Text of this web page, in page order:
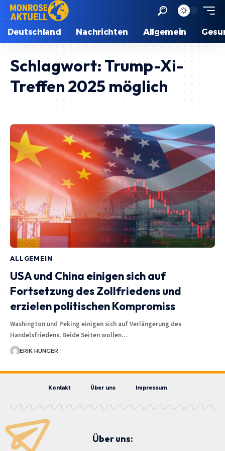
Deutschland Nachrichten Allgemein
Schlagwort:Trump-Xi-
Treffen 2025 möglich
ALLGEMEIN
USA und China einigen sich auf
Fortsetzung des Zollfriedens und
erzielen politischen Kompromiss
Washington und Peking einigen sich auf Verlängerung des
Handelsfriedens. Beide Seiten wollen…
ERIK HUNGER
Kontakt Über uns Impressum
Über uns: